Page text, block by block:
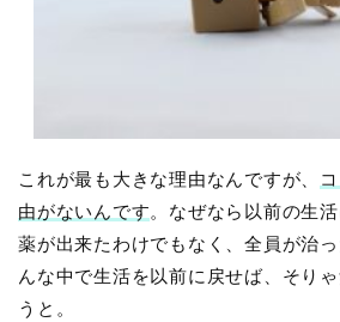
これが最も大きな理由なんですが、
由がないんです。なぜなら以前の生
薬が出来たわけでもなく、全員が治
んな中で生活を以前に戻せば、そり
うと。